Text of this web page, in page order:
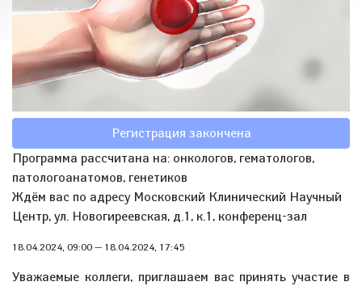
Регистрация закончена
Программа рассчитана на: онкологов, гематологов,
патологоанатомов, генетиков
Ждём вас по адресу Московский Клинический Научный
Центр, ул. Новогиреевская, д.1, к.1, конференц-зал
18.04.2024, 09:00 — 18.04.2024, 17:45
Уважаемые коллеги, приглашаем вас принять участие в